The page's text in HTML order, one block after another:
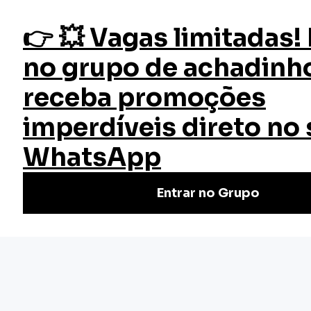
fazer login
Início Cursos Cursos Gratuitos Windows 11
Curso Windows 11
Aprenda Windows 11 grátis e online com o curso da EW!
Domine o sistema, truques e dicas. Inscreva-se já e otimize